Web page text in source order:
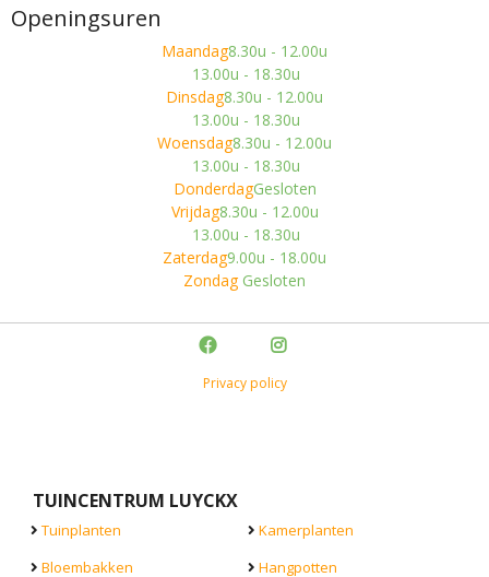
Openingsuren
Maandag8.30u - 12.00u
13.00u - 18.30u
Dinsdag8.30u - 12.00u
13.00u - 18.30u
Woensdag8.30u - 12.00u
13.00u - 18.30u
DonderdagGesloten
Vrijdag8.30u - 12.00u
13.00u - 18.30u
Zaterdag9.00u - 18.00u
Zondag Gesloten
Privacy policy
TUINCENTRUM LUYCKX
Tuinplanten
Kamerplanten
Bloembakken
Hangpotten